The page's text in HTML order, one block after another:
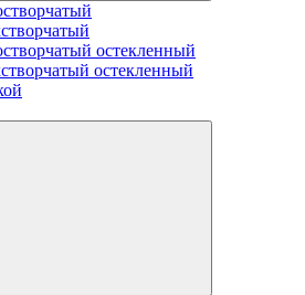
остекленный
остекленный